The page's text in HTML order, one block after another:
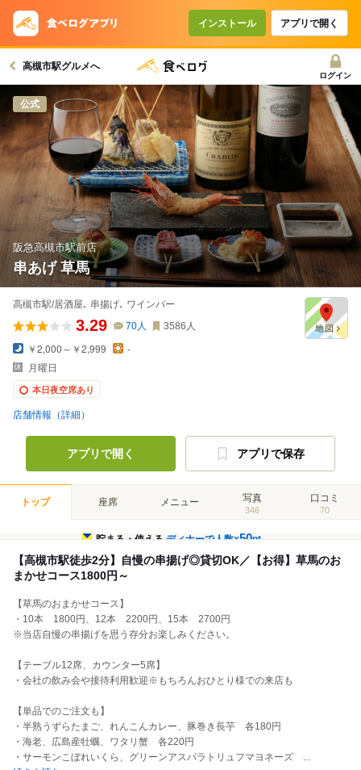
インストール アプリで開く
高槻市駅グルメへ
ログイン
公式
阪急高槻市駅前店
串あげ 草馬
高槻市駅/居酒屋､ 串揚げ､ ワインバー
3.29 70人 3586 人
￥2,000～￥2,999
-
月曜日
本日夜空席あり
店舗情報（詳細）
アプリで開く アプリで保存
トップ 座席 メニュー 写真
346
口コミ
70
貯まる・使えるディナーで人数×50pt
【高槻市駅徒歩2分】自慢の串揚げ◎貸切OK／【お得】草馬のお
まかせコース1800円～
【草馬のおまかせコース】
・10本 1800円、12本 2200円、15本 2700円
※当店自慢の串揚げを思う存分お楽しみください。
【テーブル12席、カウンター5席】
・会社の飲み会や接待利用歓迎※もちろんおひとり様での来店も
【単品でのご注文も】
・半熟うずらたまご、れんこんカレー、豚巻き長芋 各180円
・海老、広島産牡蠣、ワタリ蟹 各220円
・サーモンこぼれいくら、グリーンアスパラトリュフマヨネーズ ...